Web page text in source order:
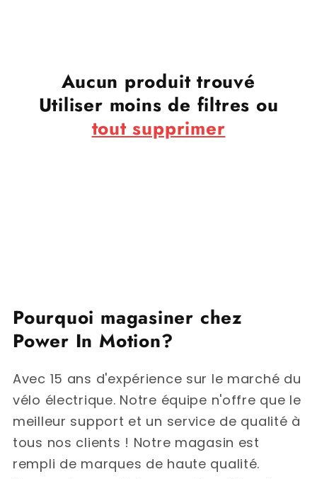
Aucun produit trouvé
Utiliser moins de filtres ou
tout supprimer
Pourquoi magasiner chez
Power In Motion?
Avec 15 ans d'expérience sur le marché du
vélo électrique. Notre équipe n'offre que le
meilleur support et un service de qualité à
tous nos clients ! Notre magasin est
rempli de marques de haute qualité.